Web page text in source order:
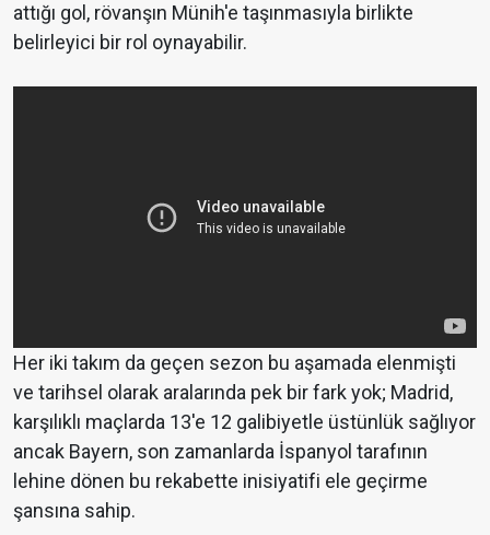
attığı gol, rövanşın Münih'e taşınmasıyla birlikte
belirleyici bir rol oynayabilir.
Her iki takım da geçen sezon bu aşamada elenmişti
ve tarihsel olarak aralarında pek bir fark yok; Madrid,
karşılıklı maçlarda 13'e 12 galibiyetle üstünlük sağlıyor
ancak Bayern, son zamanlarda İspanyol tarafının
lehine dönen bu rekabette inisiyatifi ele geçirme
şansına sahip.